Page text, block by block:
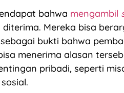
bahwa mengambil
Mereka bisa
bukti bahwa
menerima alasan
pribadi, seperti